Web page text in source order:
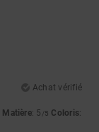
Achat vérifié
Matière: 5 /5 Coloris: